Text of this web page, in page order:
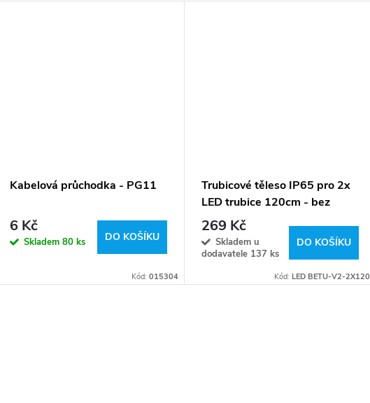
Kabelová průchodka - PG11
6 Kč
Skladem 80 ks DO KOŠÍKU
Kód: 015304
Trubicové těleso IP65 pro 2x
LED trubice 120cm - bez
trubic
269 Kč
Skladem u
dodavatele 137 ks
DO KOŠÍKU
Kód: LED BETU-V2-2X120